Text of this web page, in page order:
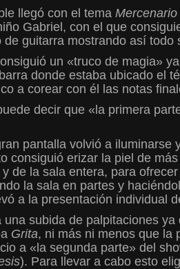
llegó con el tema Mercenario
Gabriel, con el que
guitarra mostrando así todo
un «truco de magia»
donde estaba ubicado el
a corear con él las notas
decir que «la primera
pantalla volvió a
consiguió erizar la piel de
de la sala entera, para
la sala en partes y
a la presentación individual
subida de palpitaciones
Grita, ni más ni menos que la
a «la segunda parte» del
). Para llevar a cabo esto